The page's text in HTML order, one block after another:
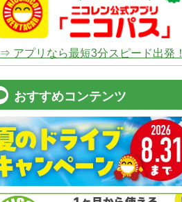
⇒ アプリなら最短3分スピード出発！
おすすめコンテンツ